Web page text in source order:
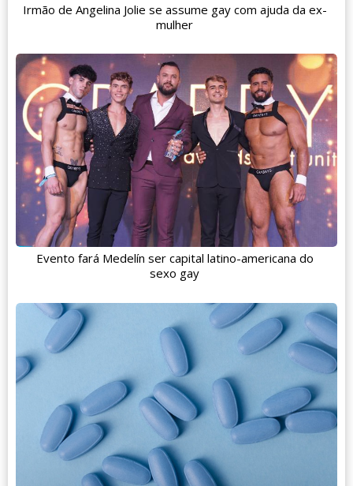
Irmão de Angelina Jolie se assume gay com ajuda da ex-
mulher
Evento fará Medelín ser capital latino-americana do
sexo gay